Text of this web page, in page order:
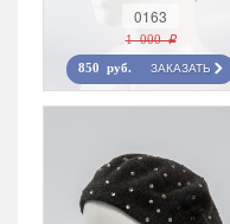
0163
1 000 r
850 руб. ЗАКАЗАТЬ